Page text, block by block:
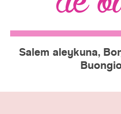
Salem aleykuna,